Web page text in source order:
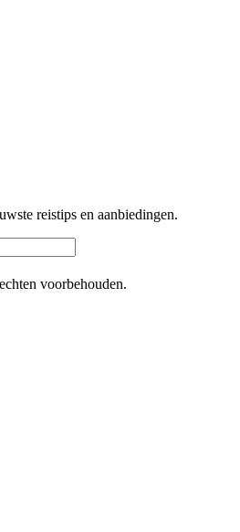
reistips en aanbiedingen.
voorbehouden.